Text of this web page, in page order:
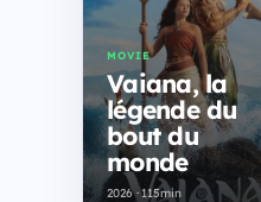
MOVIE
Vaiana, la
légende du
bout du
monde
2026 · 115min